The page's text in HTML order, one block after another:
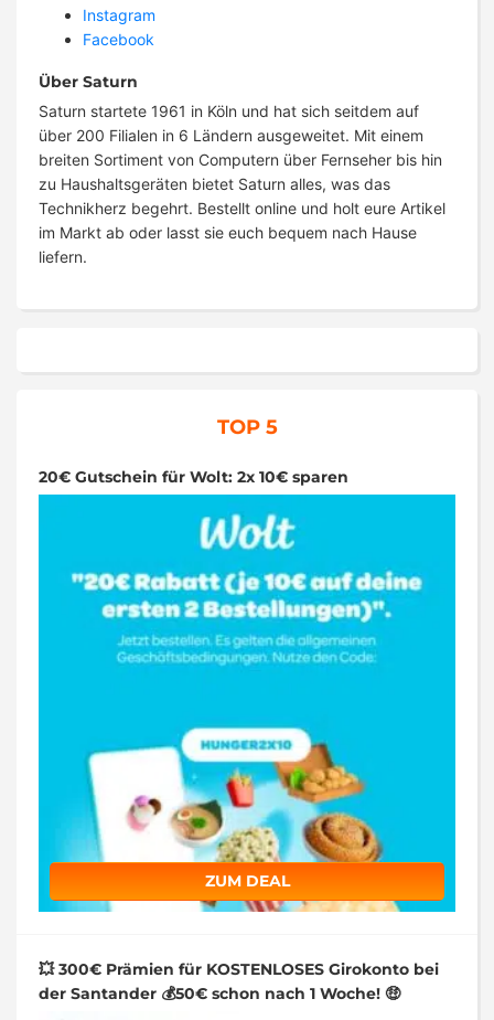
Instagram
Facebook
Über Saturn
Saturn startete 1961 in Köln und hat sich seitdem auf
über 200 Filialen in 6 Ländern ausgeweitet. Mit einem
breiten Sortiment von Computern über Fernseher bis hin
zu Haushaltsgeräten bietet Saturn alles, was das
Technikherz begehrt. Bestellt online und holt eure Artikel
im Markt ab oder lasst sie euch bequem nach Hause
liefern.
TOP 5
20€ Gutschein für Wolt: 2x 10€ sparen
ZUM DEAL
💥 300€ Prämien für KOSTENLOSES Girokonto bei
der Santander 💰50€ schon nach 1 Woche! 🤑